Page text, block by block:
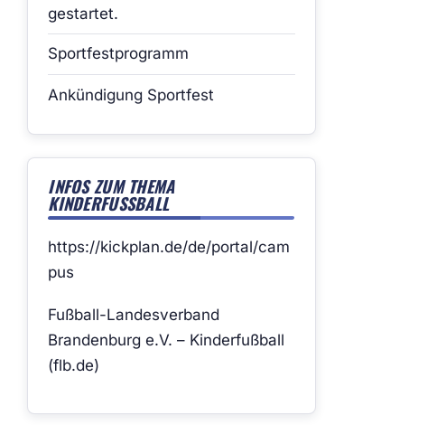
gestartet.
Sportfestprogramm
Ankündigung Sportfest
INFOS ZUM THEMA
KINDERFUSSBALL
https://kickplan.de/de/portal/cam
pus
Fußball-Landesverband
Brandenburg e.V. – Kinderfußball
(flb.de)